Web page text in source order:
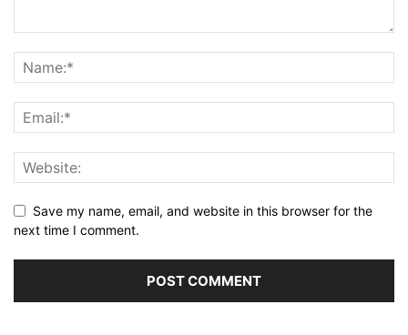
Save my name, email, and website in this browser for the
next time I comment.